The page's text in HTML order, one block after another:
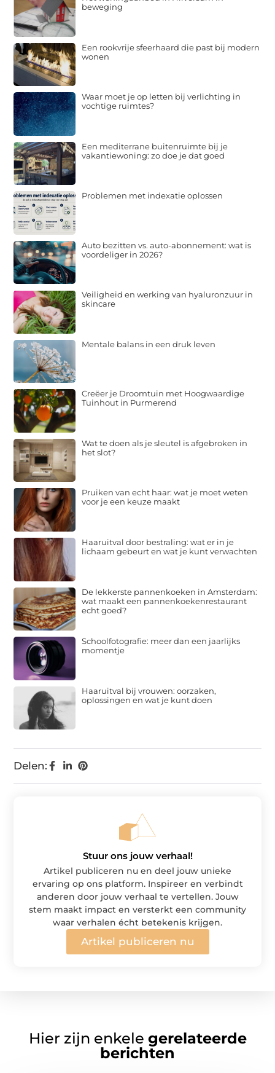
Delen:
beweging
Een rookvrije sfeerhaard die past bij modern
wonen
Waar moet je op letten bij verlichting in
vochtige ruimtes?
Een mediterrane buitenruimte bij je
vakantiewoning: zo doe je dat goed
Problemen met indexatie oplossen
Auto bezitten vs. auto-abonnement: wat is
voordeliger in 2026?
Veiligheid en werking van hyaluronzuur in
skincare
Mentale balans in een druk leven
Creëer je Droomtuin met Hoogwaardige
Tuinhout in Purmerend
Wat te doen als je sleutel is afgebroken in
het slot?
Pruiken van echt haar: wat je moet weten
voor je een keuze maakt
Haaruitval door bestraling: wat er in je
lichaam gebeurt en wat je kunt verwachten
De lekkerste pannenkoeken in Amsterdam:
wat maakt een pannenkoekenrestaurant
echt goed?
Schoolfotografie: meer dan een jaarlijks
momentje
Haaruitval bij vrouwen: oorzaken,
oplossingen en wat je kunt doen
Stuur ons jouw verhaal!
Artikel publiceren nu en deel jouw unieke
ervaring op ons platform. Inspireer en verbindt
anderen door jouw verhaal te vertellen. Jouw
stem maakt impact en versterkt een community
waar verhalen écht betekenis krijgen.
Artikel publiceren nu
Hier zijn enkele gerelateerde
berichten